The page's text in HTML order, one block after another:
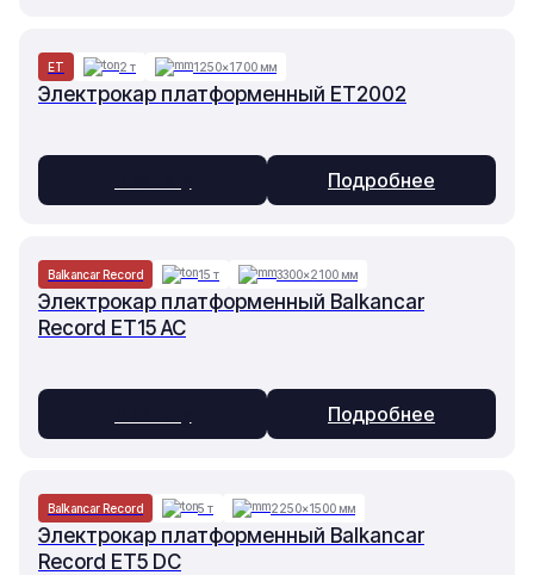
Электрокар платформенный ET2002
ET 2 т 1250×1700 мм
Подробнее
Электрокар платформенный Balkancar
Record ET15 AC
Balkancar Record 15 т 3300×2100 мм
Подробнее
Электрокар платформенный Balkancar
Record ET5 DC
Balkancar Record 5 т 2250×1500 мм